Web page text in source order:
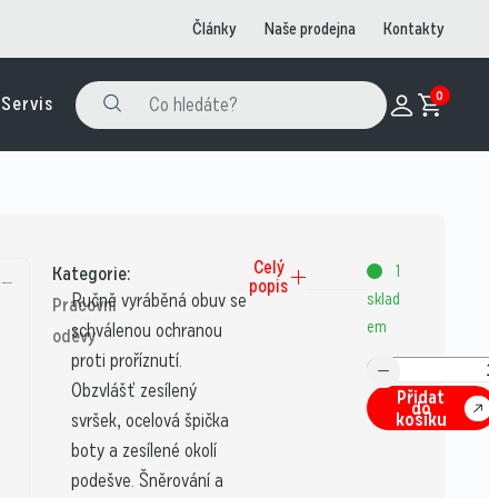
Články Naše prodejna Kontakty
Servis 0
Kategorie:
Pracovní
oděvy
Ručně vyráběná obuv se
schválenou ochranou
proti proříznutí.
Obzvlášť zesílený
svršek, ocelová špička
boty a zesílené okolí
podešve. Šněrování a
Celý
popis
1
sklad
em
Přidat
do
košíku